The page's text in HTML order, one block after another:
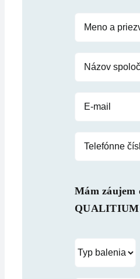
Mám záujem